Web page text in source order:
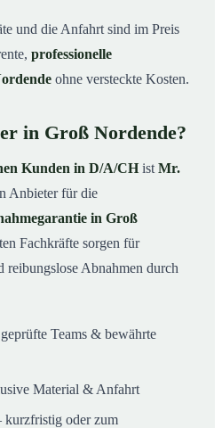
und die Anfahrt sind im Preis
professionelle
ohne versteckte Kosten.
in Groß Nordende?
Kunden in D/A/CHist Mr.
Anbieter für die
in Groß
Fachkräfte sorgen für
reibungslose Abnahmen durch
Teams & bewährte
Material & Anfahrt
kurzfristig oder zum